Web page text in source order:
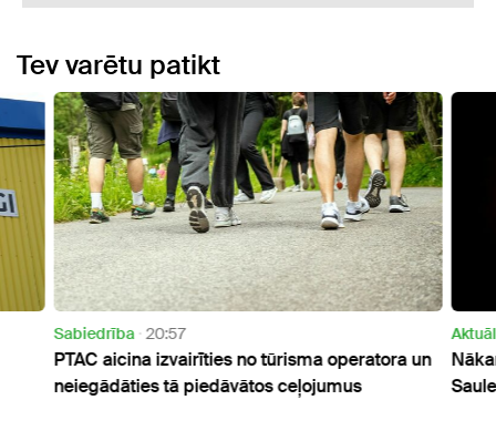
Tev varētu patikt
Sabiedrība 20:57
PTAC aicina izvairīties no tūrisma operatora un
neiegādāties tā piedāvātos ceļojumus